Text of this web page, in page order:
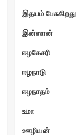
இதயம் பேசுகிறது
இன்ஸான்
ஈழகேசரி
ஈழநாடு
ஈழநாதம்
உமா
ஊழியன்